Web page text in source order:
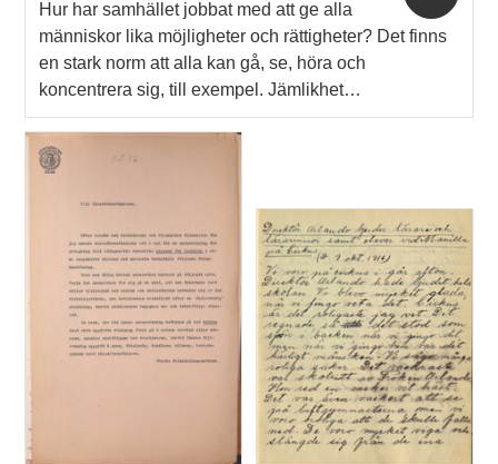
Hur har samhället jobbat med att ge alla
människor lika möjligheter och rättigheter? Det finns
en stark norm att alla kan gå, se, höra och
koncentrera sig, till exempel. Jämlikhet…